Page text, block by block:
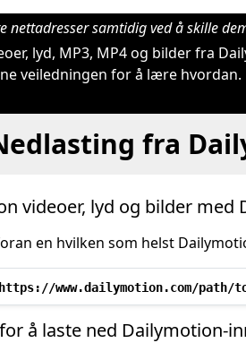
nettadresser samtidig ved å skille
lyd, MP3, MP4 og bilder fra
veiledningen for å lære hvordan.
fra
videoer, lyd og bilder med
en hvilken som helst
https://www.dailymotion.com/path/
å laste ned Dailymotion-